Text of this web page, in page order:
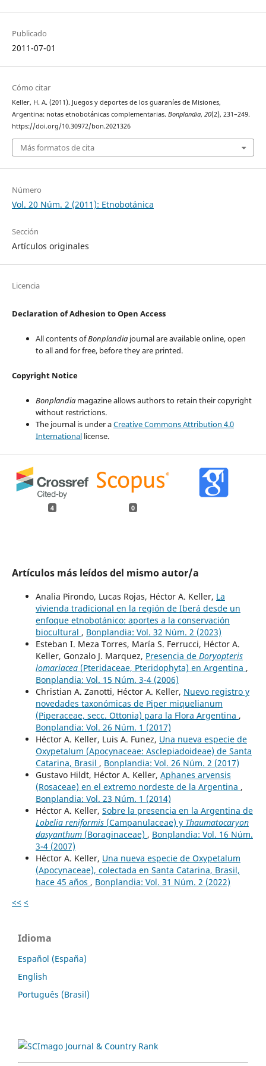
Publicado
2011-07-01
Cómo citar
Keller, H. A. (2011). Juegos y deportes de los guaraníes de Misiones,
Argentina: notas etnobotánicas complementarias. Bonplandia, 20(2), 231–249.
https://doi.org/10.30972/bon.2021326
Más formatos de cita
Número
Vol. 20 Núm. 2 (2011): Etnobotánica
Sección
Artículos originales
Licencia
Declaration of Adhesion to Open Access
All contents ofBonplandiajournal are available online, open
to all and for free, before they are printed.
Copyright Notice
Bonplandiamagazine allows authors to retain their copyright
without restrictions.
The journal is under aCreative Commons Attribution 4.0
Internationallicense.
4 0
Artículos más leídos del mismo autor/a
Analia Pirondo, Lucas Rojas, Héctor A. Keller, La
vivienda tradicional en la región de Iberá desde un
enfoque etnobotánico: aportes a la conservación
biocultural , Bonplandia: Vol. 32 Núm. 2 (2023)
Esteban I. Meza Torres, María S. Ferrucci, Héctor A.
Keller, Gonzalo J. Marquez, Presencia de Doryopteris
lomariacea(Pteridaceae, Pteridophyta) en Argentina ,
Bonplandia: Vol. 15 Núm. 3-4 (2006)
Christian A. Zanotti, Héctor A. Keller, Nuevo registro y
novedades taxonómicas de Piper miquelianum
(Piperaceae, secc. Ottonia) para la Flora Argentina ,
Bonplandia: Vol. 26 Núm. 1 (2017)
Héctor A. Keller, Luis A. Funez, Una nueva especie de
Oxypetalum (Apocynaceae: Asclepiadoideae) de Santa
Catarina, Brasil , Bonplandia: Vol. 26 Núm. 2 (2017)
Gustavo Hildt, Héctor A. Keller, Aphanes arvensis
(Rosaceae) en el extremo nordeste de la Argentina ,
Bonplandia: Vol. 23 Núm. 1 (2014)
Héctor A. Keller, Sobre la presencia en la Argentina de
Lobelia reniformis(Campanulaceae) y Thaumatocaryon
dasyanthum(Boraginaceae) , Bonplandia: Vol. 16 Núm.
3-4 (2007)
Héctor A. Keller, Una nueva especie de Oxypetalum
(Apocynaceae), colectada en Santa Catarina, Brasil,
hace 45 años , Bonplandia: Vol. 31 Núm. 2 (2022)
<< <
Idioma
Español (España)
English
Português (Brasil)